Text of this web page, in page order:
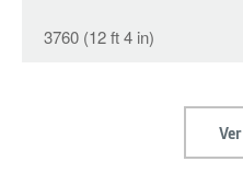
3760 (12 ft 4 in)